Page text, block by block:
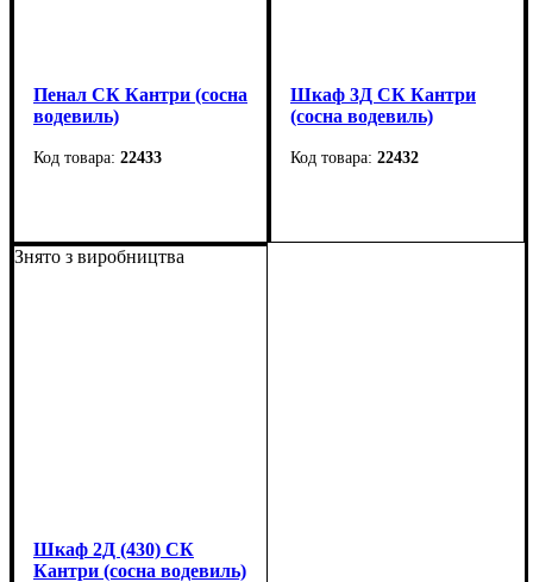
Пенал СК Кантри (сосна
водевиль)
22433
Высота: 205 см
Глубина: 43 см
Шкаф 3Д СК Кантри
(сосна водевиль)
22432
Высота: 2050 мм
Знято з виробництва
Шкаф 2Д (430) СК
Кантри (сосна водевиль)